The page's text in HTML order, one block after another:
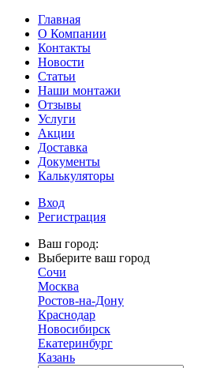
Главная
О Компании
Контакты
Новости
Статьи
Наши монтажи
Отзывы
Услуги
Акции
Доставка
Документы
Калькуляторы
Вход
Регистрация
Ваш город:
Выберите ваш город
Сочи
Москва
Ростов-на-Дону
Краснодар
Новосибирск
Екатеринбург
Казань